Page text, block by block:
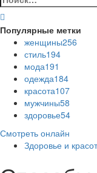
Популярные метки
женщины256
стиль194
мода191
одежда184
красота107
мужчины58
здоровье54
Смотреть онлайн
Здоровье и